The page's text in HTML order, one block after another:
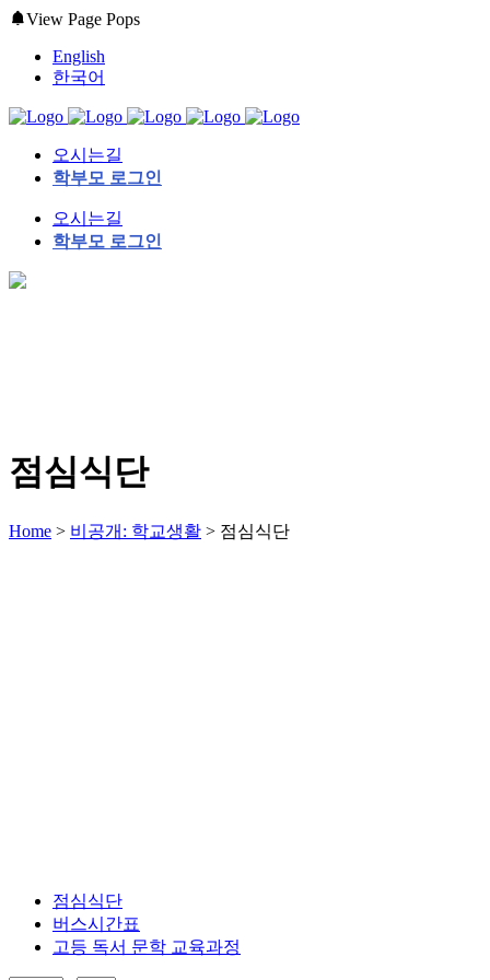
View Page Pops
English
한국어
오시는길
학부모 로그인
오시는길
학부모 로그인
점심식단
Home > 비공개: 학교생활 > 점심식단
점심식단
버스시간표
고등 독서 문학 교육과정